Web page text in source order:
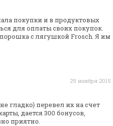
покупки и в продуктовых
для оплаты своих покупок.
с лягушкой Frosch. Я им
29 ноября 2015
гладко) перевел их на счет
дается 300 бонусов,
приятно.